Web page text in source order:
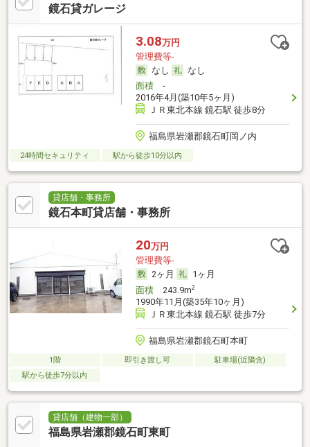
鏡石貸ガレージ
3.08万円
管理費等-
なし
なし
面積-
2016年4月(築10年5ヶ月)
ＪＲ東北本線 鏡石駅 徒歩8分
福島県岩瀬郡鏡石町岡ノ内
24時間セキュリティ 駅から徒歩10分以内
貸店舗・事務所
鏡石本町貸店舗・事務所
20万円
管理費等-
2ヶ月
1ヶ月
面積243.9m2
1990年11月(築35年10ヶ月)
ＪＲ東北本線 鏡石駅 徒歩7分
福島県岩瀬郡鏡石町本町
1階 即引き渡し可
駐車場(近隣含)
駅から徒歩7分以内
貸店舗（建物一部）
福島県岩瀬郡鏡石町東町